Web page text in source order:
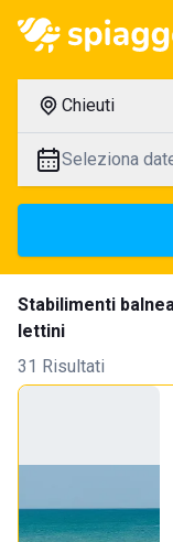
Chieuti
Seleziona
Stabilimenti
lettini
31 Risultati